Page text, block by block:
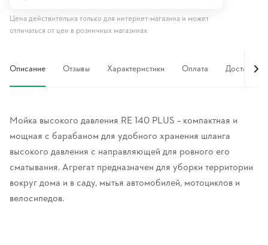
Цена действительна только для интернет-магазина и может
отличаться от цен в розничных магазинах
Описание Отзывы Характеристики Оплата Доставка
Мойка высокого давления RE 140 PLUS – компактная и
мощная с барабаном для удобного хранения шланга
высокого давления с направляющей для ровного его
сматывания. Агрегат предназначен для уборки территории
вокруг дома и в саду, мытья автомобилей, мотоциклов и
велосипедов.